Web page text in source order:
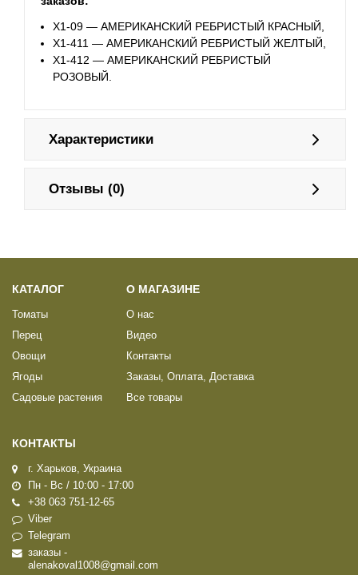
Х1-09 — АМЕРИКАНСКИЙ РЕБРИСТЫЙ КРАСНЫЙ,
Х1-411 — АМЕРИКАНСКИЙ РЕБРИСТЫЙ ЖЕЛТЫЙ,
Х1-412 — АМЕРИКАНСКИЙ РЕБРИСТЫЙ
РОЗОВЫЙ.
Характеристики
Отзывы (0)
КАТАЛОГ
Томаты
Перец
Овощи
Ягоды
Садовые растения
О МАГАЗИНЕ
О нас
Видео
Контакты
Заказы, Оплата, Доставка
Все товары
КОНТАКТЫ
г. Харьков, Украина
Пн - Вс / 10:00 - 17:00
+38 063 751-12-65
Viber
Telegram
заказы -
alenakoval1008@gmail.com